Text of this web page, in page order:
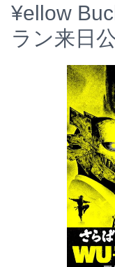
¥ellow
ラン来日